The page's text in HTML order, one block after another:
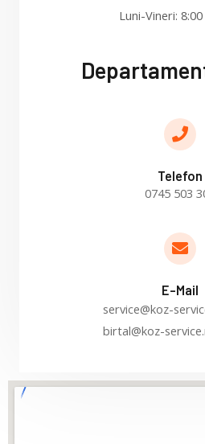
Luni-Vineri:
Telefon
0745 503
E-Mail
service@koz-
birtal@koz-